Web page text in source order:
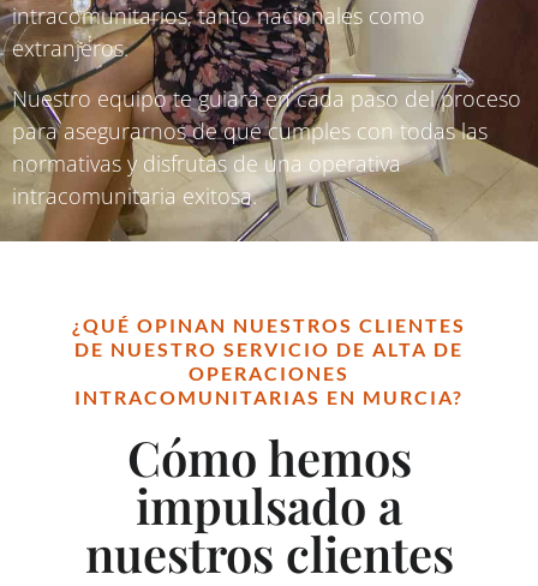
intracomunitarios, tanto nacionales como
extranjeros.
Nuestro equipo te guiará en cada paso del proceso
para asegurarnos de que cumples con todas las
normativas y disfrutas de una operativa
intracomunitaria exitosa.
¿QUÉ OPINAN NUESTROS CLIENTES
DE NUESTRO SERVICIO DE ALTA DE
OPERACIONES
INTRACOMUNITARIAS EN MURCIA?
Cómo hemos
impulsado a
nuestros clientes